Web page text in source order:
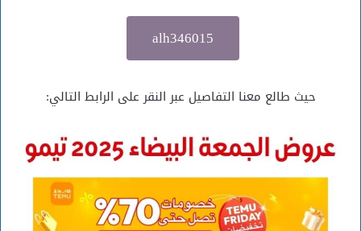
alh346015
حيث طالع معنا التفاصيل عبر النقر على الرابط التالي: